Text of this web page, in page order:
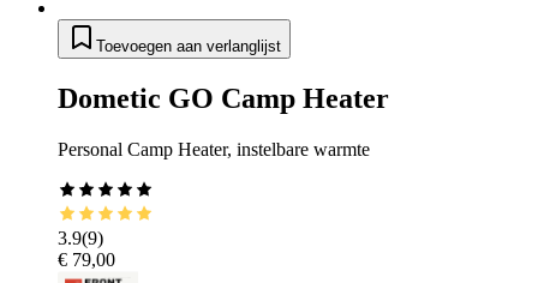
Toevoegen aan verlanglijst
Dometic GO Camp Heater
Personal Camp Heater, instelbare warmte
3.9(9)
€ 79,00